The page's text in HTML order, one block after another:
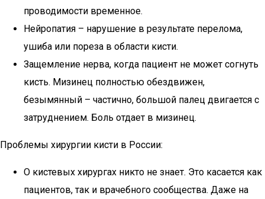
проводимости временное.
Нейропатия – нарушение в результате перелома,
ушиба или пореза в области кисти.
Защемление нерва, когда пациент не может согнуть
кисть. Мизинец полностью обездвижен,
безымянный – частично, большой палец двигается с
затруднением. Боль отдает в мизинец.
Проблемы хирургии кисти в России:
О кистевых хирургах никто не знает. Это касается как
пациентов, так и врачебного сообщества. Даже на